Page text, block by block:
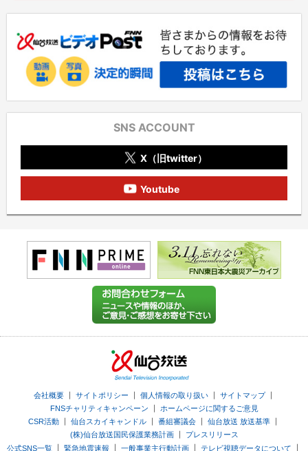
SNS ACCOUNT
X（旧twitter）
Youtube
会社概要｜ サイトポリシー ｜ 個人情報の取り扱い｜ サイトマップ｜
FNSチャリティキャンペーン
ホームページに関するご意見
CSR活動
仙台スカイキャンドル 番組審議会 仙台放送 放送基準
(株)仙台放送国民保護業務計画｜
プレスリリース
公式SNS一覧
緊急地震速報 一般事業主行動計画 テレビ視聴データについて